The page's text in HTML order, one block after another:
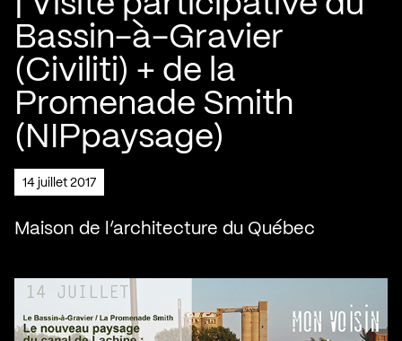
Bassin-à-Gravier
(Civiliti) + de la
Promenade Smith
(NIPpaysage)
14 juillet 2017
Maison de l’architecture du Québec